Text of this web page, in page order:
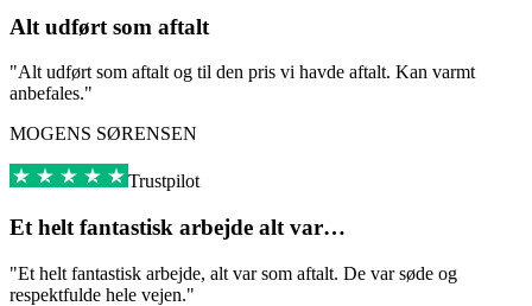
Alt udført som aftalt
"Alt udført som aftalt og til den pris vi havde aftalt. Kan varmt
anbefales."
MOGENS SØRENSEN
Trustpilot
Et helt fantastisk arbejde alt var…
"Et helt fantastisk arbejde, alt var som aftalt. De var søde og
respektfulde hele vejen."